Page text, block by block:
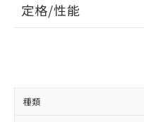
定格/性能
種類